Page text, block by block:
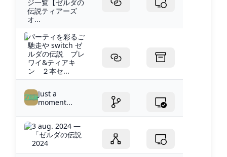
ジ一覧【ゼルダの
伝説ティアーズ
オ...
パーティを彩るご
馳走や switch ゼ
ルダの伝説 ブレ
ワイ&ティアキ
ン ２本セ...
Just a
moment...
3 aug. 2024 —
「ゼルダの伝説
2024